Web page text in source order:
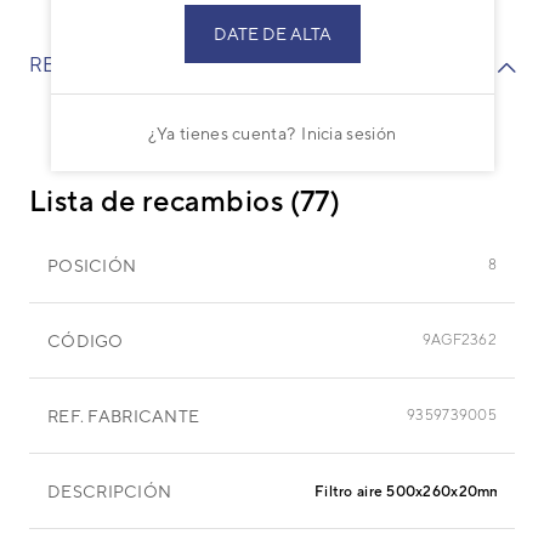
DATE DE ALTA
¿Ya tienes cuenta? Inicia sesión
RECAMBIOS
Lista de recambios (77)
POSICIÓN 8
CÓDIGO 9AGF2362
REF. FABRICANTE 9359739005
DESCRIPCIÓN Filtro aire 500x260x20mm